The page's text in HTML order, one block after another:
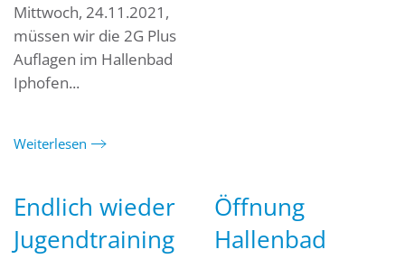
Mittwoch, 24.11.2021,
müssen wir die 2G Plus
Auflagen im Hallenbad
Iphofen...
Weiterlesen
Endlich wieder
Jugendtraining
Öffnung
Hallenbad